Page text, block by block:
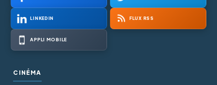
LINKEDIN FLUX RSS
APPLI MOBILE
CINÉMA